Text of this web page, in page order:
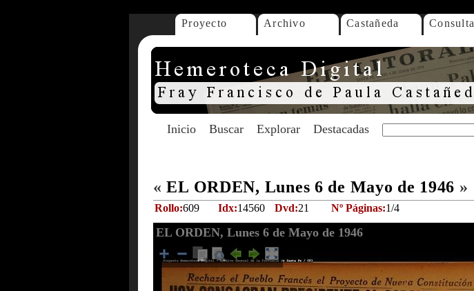
Proyecto Archivo Castañeda Consulta
Inicio Buscar Explorar Destacadas
« EL ORDEN, Lunes 6 de Mayo de 1946 »
Rollo:609 Idx:14560 Dvd:21 Nº Páginas:1/4
EL ORDEN, Lunes 6 de Mayo de 1946